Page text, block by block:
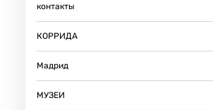
контакты
КОРРИДА
Мадрид
МУЗЕИ